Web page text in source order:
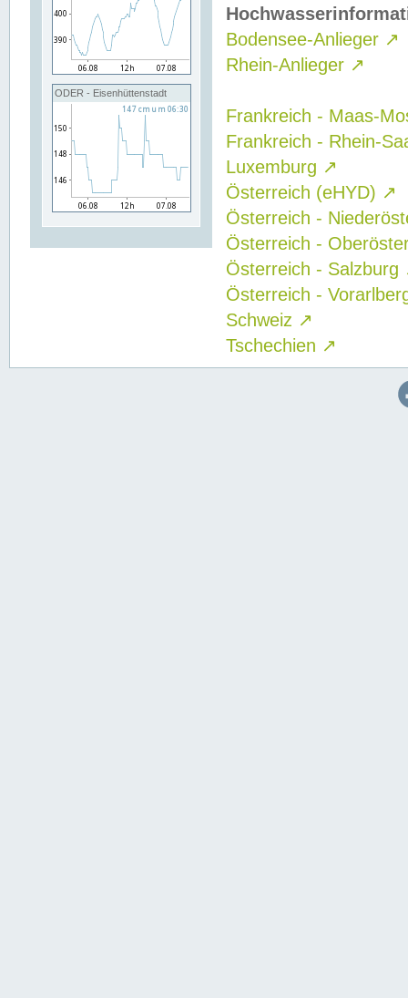
ODER - Eisenhüttenstadt
Bodensee-Anlieger ↗
Rhein-Anlieger ↗
Frankreich - Maas-
Frankreich - Rhein-
Luxemburg ↗
Österreich (eHYD) ↗
Österreich -
Österreich -
Österreich - Salzburg
Österreich -
Schweiz ↗
Tschechien ↗